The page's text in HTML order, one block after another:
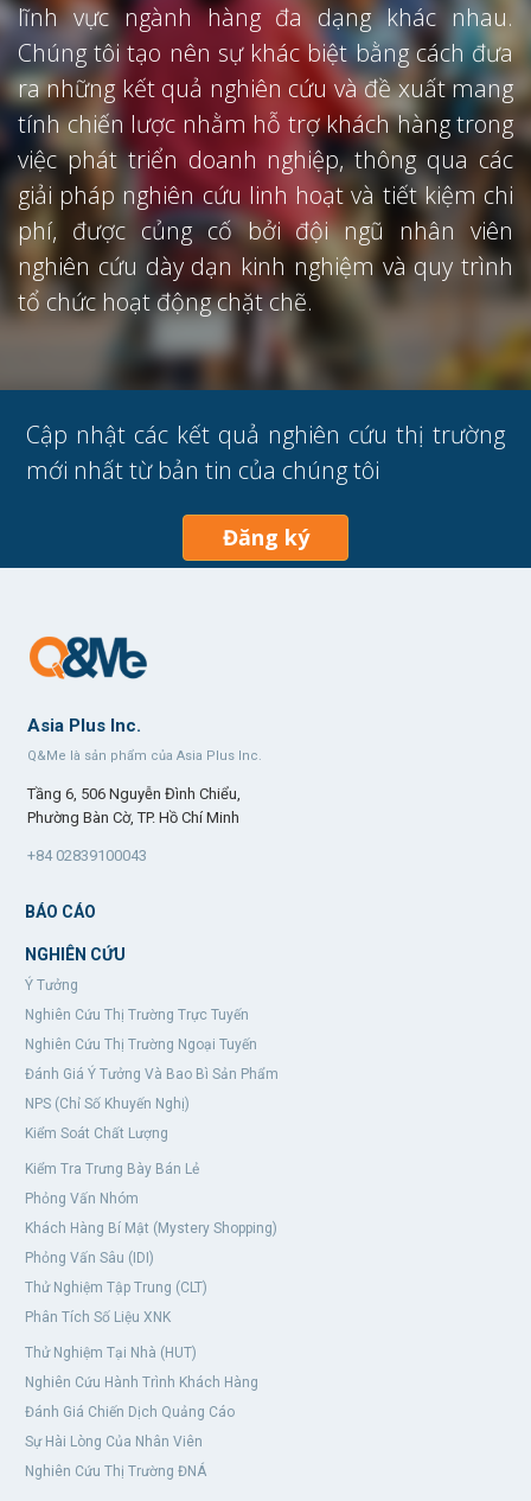
lĩnh vực ngành hàng đa dạng khác nhau.
Chúng tôi tạo nên sự khác biệt bằng cách đưa
ra những kết quả nghiên cứu và đề xuất mang
tính chiến lược nhằm hỗ trợ khách hàng trong
việc phát triển doanh nghiệp, thông qua các
giải pháp nghiên cứu linh hoạt và tiết kiệm chi
phí, được củng cố bởi đội ngũ nhân viên
nghiên cứu dày dạn kinh nghiệm và quy trình
tổ chức hoạt động chặt chẽ.
Cập nhật các kết quả nghiên cứu thị trường
mới nhất từ bản tin của chúng tôi
Đăng ký
Asia Plus Inc.
Q&Me là sản phẩm của Asia Plus Inc.
Tầng 6, 506 Nguyễn Đình Chiểu,
Phường Bàn Cờ, TP. Hồ Chí Minh
+84 02839100043
BÁO CÁO
NGHIÊN CỨU
Ý Tưởng
Nghiên Cứu Thị Trường Trực Tuyến
Nghiên Cứu Thị Trường Ngoại Tuyến
Đánh Giá Ý Tưởng Và Bao Bì Sản Phẩm
NPS (Chỉ Số Khuyến Nghị)
Kiểm Soát Chất Lượng
Kiểm Tra Trưng Bày Bán Lẻ
Phỏng Vấn Nhóm
Khách Hàng Bí Mật (Mystery Shopping)
Phỏng Vấn Sâu (IDI)
Thử Nghiệm Tập Trung (CLT)
Phân Tích Số Liệu XNK
Thử Nghiệm Tại Nhà (HUT)
Nghiên Cứu Hành Trình Khách Hàng
Đánh Giá Chiến Dịch Quảng Cáo
Sự Hài Lòng Của Nhân Viên
Nghiên Cứu Thị Trường ĐNÁ